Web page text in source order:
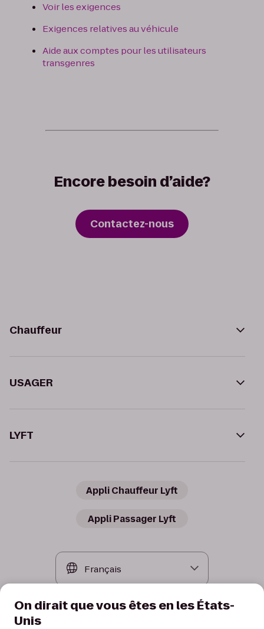
Voir les exigences
Exigences relatives au véhicule
Aide aux comptes pour les utilisateurs
transgenres
Encore besoin d’aide?
Contactez-nous
Chauffeur
USAGER
LYFT
Appli Chauffeur Lyft
Appli Passager Lyft
On dirait que vous êtes en les États-
Unis